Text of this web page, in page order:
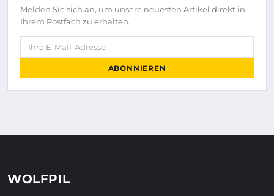
Melden Sie sich an, um unsere neuesten Artikel direkt in
Ihrem Postfach zu erhalten.
Ihre E-Mail-Adresse
ABONNIEREN
WOLFPIL